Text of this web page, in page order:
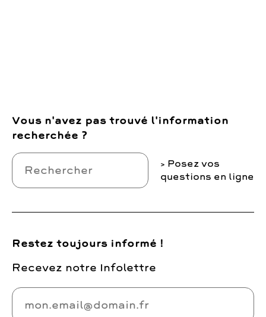
Vous n'avez pas trouvé l'information
recherchée ?
Posez vos
questions en ligne
Restez toujours informé !
Recevez notre Infolettre